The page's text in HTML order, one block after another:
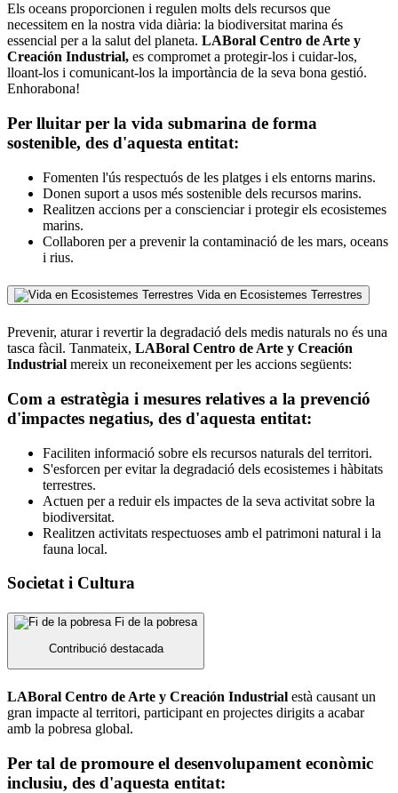
Els oceans proporcionen i regulen molts dels recursos que
necessitem en la nostra vida diària: la biodiversitat marina és
essencial per a la salut del planeta. LABoral Centro de Arte y
Creación Industrial, es compromet a protegir-los i cuidar-los,
lloant-los i comunicant-los la importància de la seva bona gestió.
Enhorabona!
Per lluitar per la vida submarina de forma
sostenible, des d'aquesta entitat:
Fomenten l'ús respectuós de les platges i els entorns marins.
Donen suport a usos més sostenible dels recursos marins.
Realitzen accions per a conscienciar i protegir els ecosistemes
marins.
Collaboren per a prevenir la contaminació de les mars, oceans
i rius.
Vida en Ecosistemes Terrestres
Prevenir, aturar i revertir la degradació dels medis naturals no és una
tasca fàcil. Tanmateix, LABoral Centro de Arte y Creación
Industrial mereix un reconeixement per les accions següents:
Com a estratègia i mesures relatives a la prevenció
d'impactes negatius, des d'aquesta entitat:
Faciliten informació sobre els recursos naturals del territori.
S'esforcen per evitar la degradació dels ecosistemes i hàbitats
terrestres.
Actuen per a reduir els impactes de la seva activitat sobre la
biodiversitat.
Realitzen activitats respectuoses amb el patrimoni natural i la
fauna local.
Societat i Cultura
Fi de la pobresa
Contribució destacada
LABoral Centro de Arte y Creación Industrial està causant un
gran impacte al territori, participant en projectes dirigits a acabar
amb la pobresa global.
Per tal de promoure el desenvolupament econòmic
inclusiu, des d'aquesta entitat: